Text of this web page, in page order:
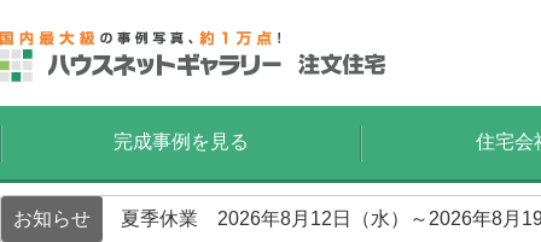
完成事例を見る 住宅会
お知らせ 夏季休業 2026年8月12日（水）～2026年8月